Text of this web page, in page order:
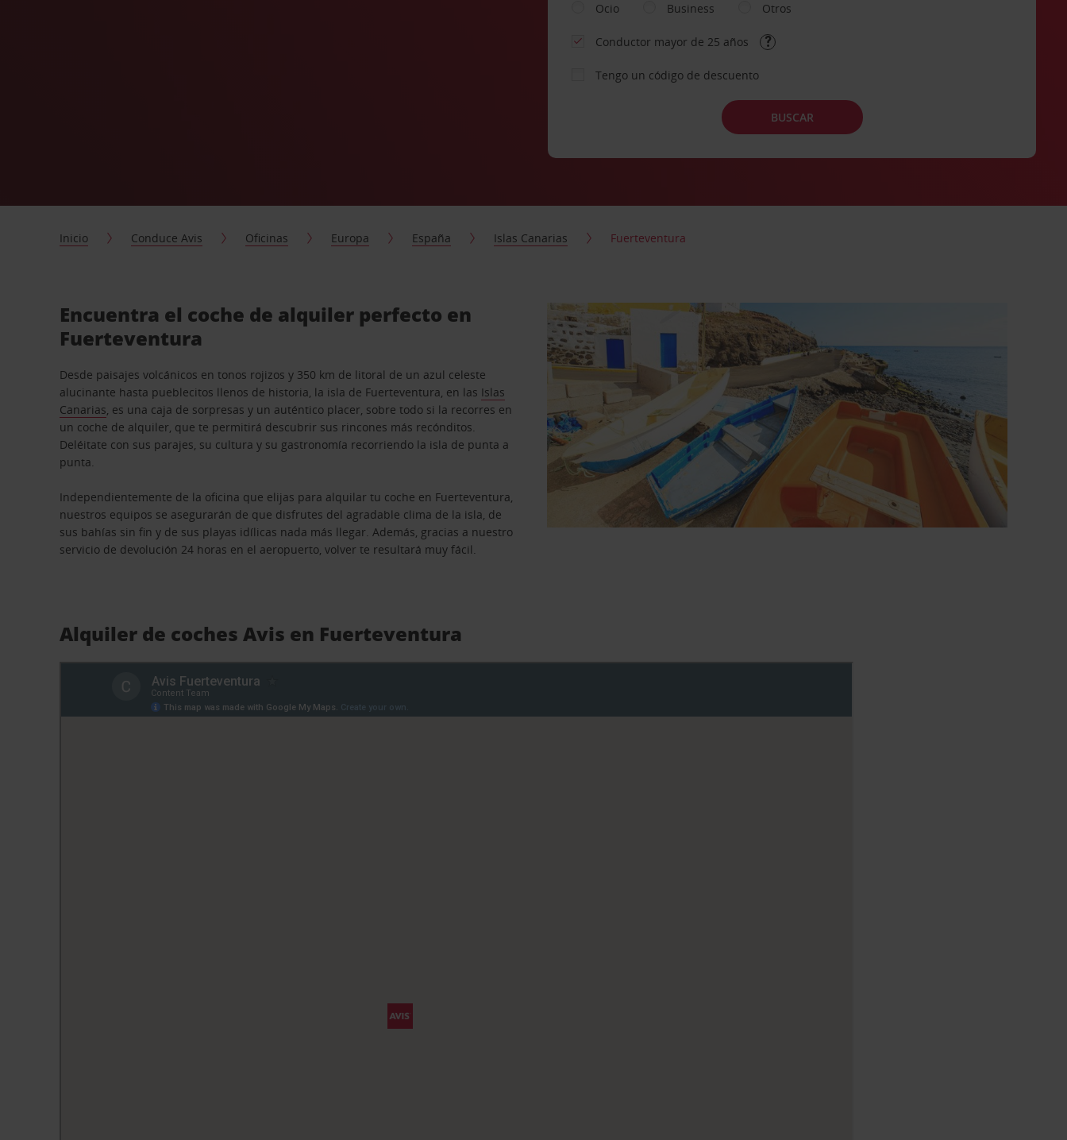
Ocio
Business Otros
Conductor mayor de 25 años
Tengo un código de descuento
BUSCAR
Inicio Conduce Avis Oficinas Europa España Islas Canarias Fuerteventura
Encuentra el coche de alquiler perfecto en
Fuerteventura
Desde paisajes volcánicos en tonos rojizos y 350 km de litoral de un azul celeste
alucinante hasta pueblecitos llenos de historia, la isla de Fuerteventura, en las Islas
Canarias, es una caja de sorpresas y un auténtico placer, sobre todo si la recorres en
un coche de alquiler, que te permitirá descubrir sus rincones más recónditos.
Deléitate con sus parajes, su cultura y su gastronomía recorriendo la isla de punta a
punta.
Independientemente de la oficina que elijas para alquilar tu coche en Fuerteventura,
nuestros equipos se asegurarán de que disfrutes del agradable clima de la isla, de
sus bahías sin fin y de sus playas idílicas nada más llegar. Además, gracias a nuestro
servicio de devolución 24 horas en el aeropuerto, volver te resultará muy fácil.
Alquiler de coches Avis en Fuerteventura